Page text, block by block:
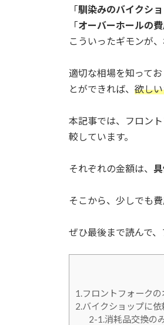
「馴染みのバイクシ
「オーバーホールの
こういったギモンが
適切な相場を知ってお
とができれば、 欲し
本記事では、フロン
較しています。
それぞれの金額は、
そこから、少しでも
ぜひ最後まで読んで
1.フロントフォーク
2.バイクショップに
2-1.消耗品交換の